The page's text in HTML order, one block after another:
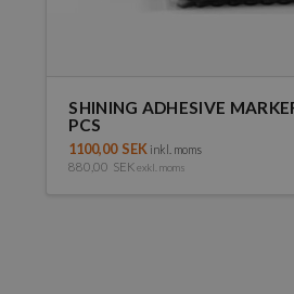
SHINING ADHESIVE
PCS
1100,00 SEK inkl. moms
880,00 SEK exkl. moms